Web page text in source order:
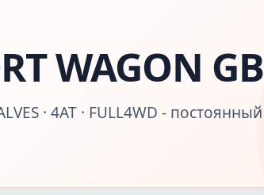
WAGON GB
· 4AT · FULL4WD - постоянный